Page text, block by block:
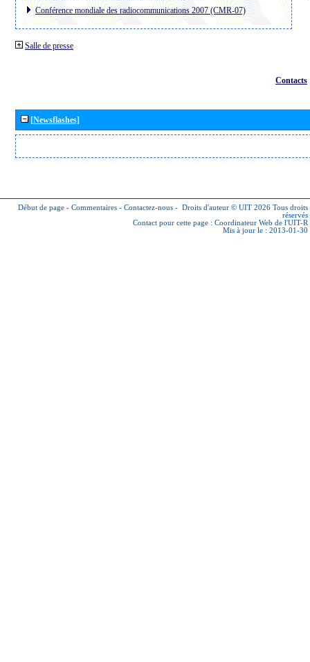
Conférence mondiale des radiocommunications 2007 (CMR-07)
Salle de presse
Contacts
[Newsflashes]
Début de page - Commentaires - Contactez-nous - Droits d'auteur © UIT 2026 Tous droits
réservés
Contact pour cette page : Coordinateur Web de l'UIT-R
Mis à jour le : 2013-01-30